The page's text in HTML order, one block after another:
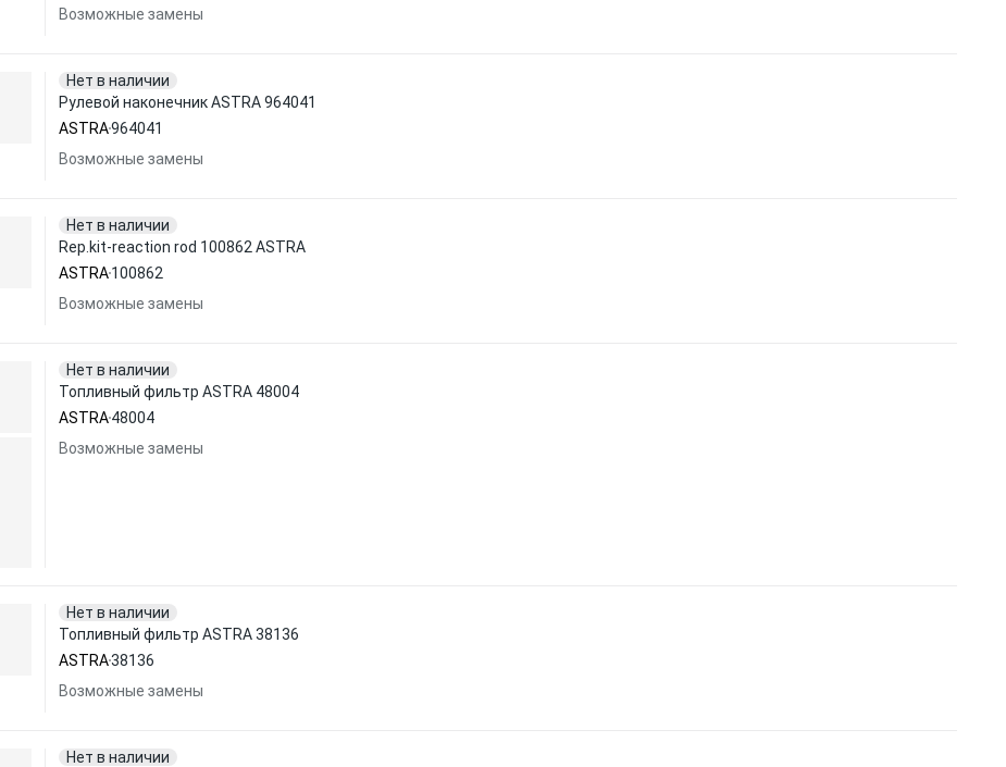
Возможные замены
Нет в наличии
Рулевой наконечник ASTRA 964041
ASTRA964041
Возможные замены
Нет в наличии
Rep.kit-reaction rod 100862 ASTRA
ASTRA100862
Возможные замены
Нет в наличии
Топливный фильтр ASTRA 48004
ASTRA48004
Возможные замены
Нет в наличии
Топливный фильтр ASTRA 38136
ASTRA38136
Возможные замены
Нет в наличии